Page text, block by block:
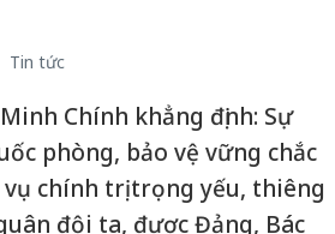
Tin tức
Chính khẳng định: Sự
phòng, bảo vệ vững chắc
chính trị trọng yếu, thiêng
đội ta, được Đảng, Bác